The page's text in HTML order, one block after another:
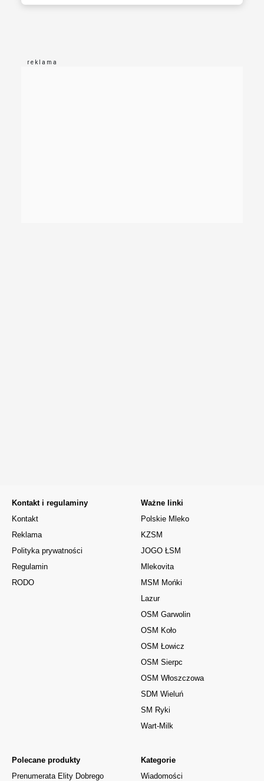
Kontakt i regulaminy
Kontakt
Reklama
Polityka prywatności
Regulamin
RODO
Kategorie
Wiadomości
Polecane produkty
Prenumerata Elity Dobrego
Ważne linki
Polskie Mleko
KZSM
JOGO ŁSM
Mlekovita
MSM Mońki
Lazur
OSM Garwolin
OSM Koło
OSM Łowicz
OSM Sierpc
OSM Włoszczowa
SDM Wieluń
SM Ryki
Wart-Milk